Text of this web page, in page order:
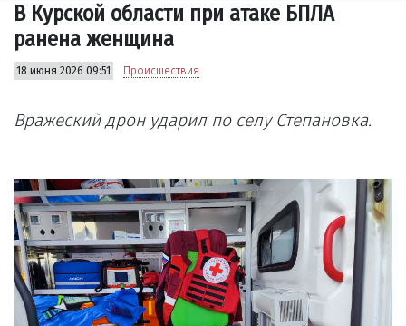
В Курской области при атаке БПЛА
ранена женщина
18 июня 2026 09:51 Происшествия
Вражеский дрон ударил по селу Степановка.